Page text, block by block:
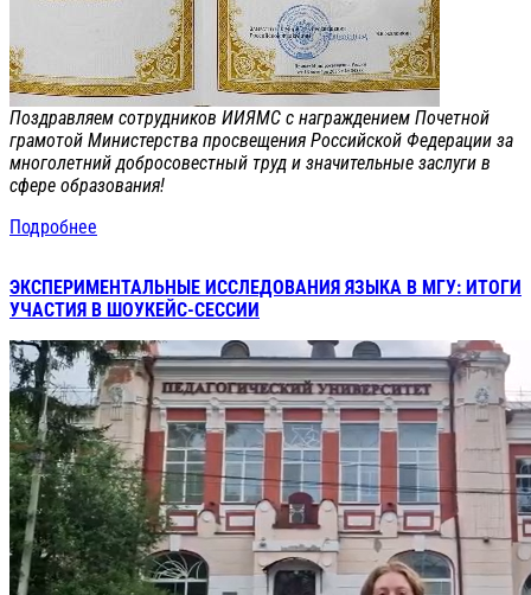
Поздравляем сотрудников ИИЯМС с награждением Почетной
грамотой Министерства просвещения Российской Федерации за
многолетний добросовестный труд и значительные заслуги в
сфере образования!
Подробнее
ЭКСПЕРИМЕНТАЛЬНЫЕ ИССЛЕДОВАНИЯ ЯЗЫКА В МГУ: ИТОГИ
УЧАСТИЯ В ШОУКЕЙС-СЕССИИ